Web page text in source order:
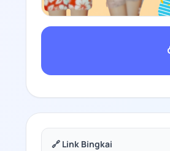
🔗 Link Bingkai